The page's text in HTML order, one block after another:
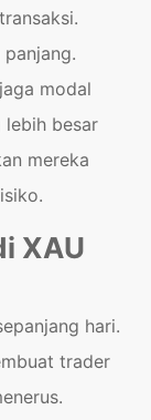
modal
lebih besar
mereka
XAU
hari.
trader